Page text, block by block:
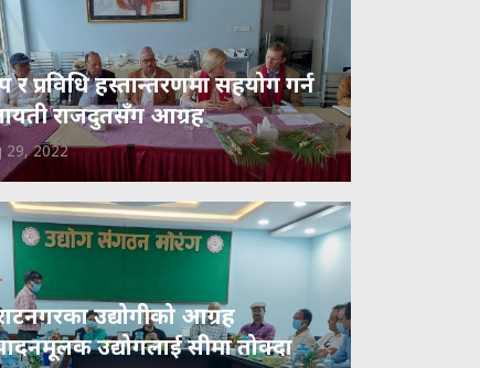
र प्रविधि हस्तान्तरणमा सहयोग गर्न
राजदुतसँग आग्रह
29, 2022
उद्योगीको आग्रह
उद्योगलाई सीमा तोक्दा